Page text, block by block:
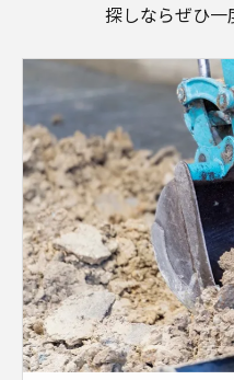
探しならぜひ一